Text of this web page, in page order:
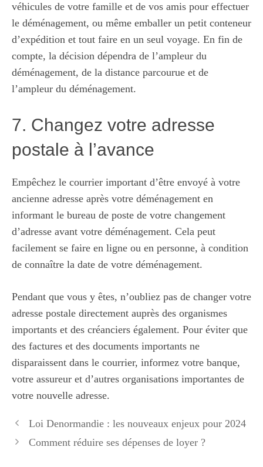
véhicules de votre famille et de vos amis pour effectuer
le déménagement, ou même emballer un petit conteneur
d’expédition et tout faire en un seul voyage. En fin de
compte, la décision dépendra de l’ampleur du
déménagement, de la distance parcourue et de
l’ampleur du déménagement.
7. Changez votre adresse
postale à l’avance
Empêchez le courrier important d’être envoyé à votre
ancienne adresse après votre déménagement en
informant le bureau de poste de votre changement
d’adresse avant votre déménagement. Cela peut
facilement se faire en ligne ou en personne, à condition
de connaître la date de votre déménagement.
Pendant que vous y êtes, n’oubliez pas de changer votre
adresse postale directement auprès des organismes
importants et des créanciers également. Pour éviter que
des factures et des documents importants ne
disparaissent dans le courrier, informez votre banque,
votre assureur et d’autres organisations importantes de
votre nouvelle adresse.
Loi Denormandie : les nouveaux enjeux pour 2024
Comment réduire ses dépenses de loyer ?